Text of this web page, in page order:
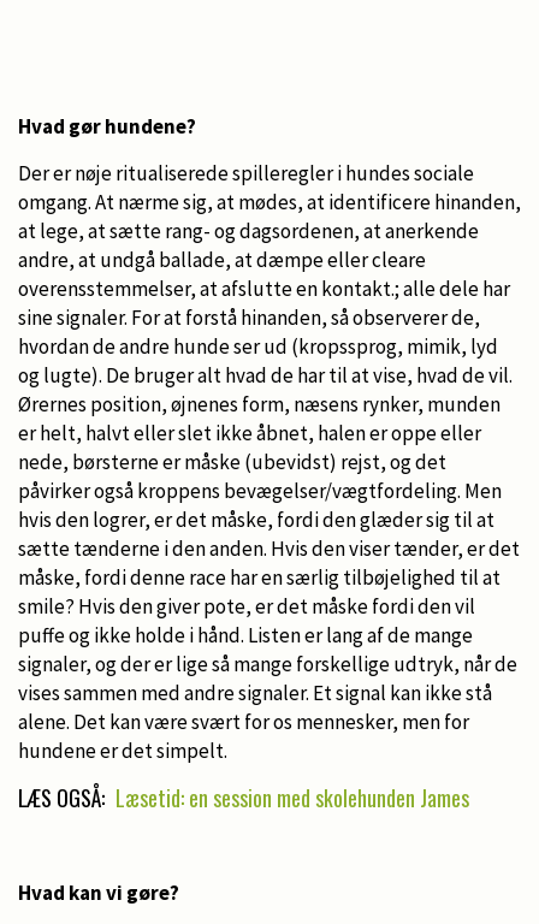
Hvad gør hundene?
Der er nøje ritualiserede spilleregler i hundes sociale
omgang. At nærme sig, at mødes, at identificere hinanden,
at lege, at sætte rang- og dagsordenen, at anerkende
andre, at undgå ballade, at dæmpe eller cleare
overensstemmelser, at afslutte en kontakt.; alle dele har
sine signaler. For at forstå hinanden, så observerer de,
hvordan de andre hunde ser ud (kropssprog, mimik, lyd
og lugte). De bruger alt hvad de har til at vise, hvad de vil.
Ørernes position, øjnenes form, næsens rynker, munden
er helt, halvt eller slet ikke åbnet, halen er oppe eller
nede, børsterne er måske (ubevidst) rejst, og det
påvirker også kroppens bevægelser/vægtfordeling. Men
hvis den logrer, er det måske, fordi den glæder sig til at
sætte tænderne i den anden. Hvis den viser tænder, er det
måske, fordi denne race har en særlig tilbøjelighed til at
smile? Hvis den giver pote, er det måske fordi den vil
puffe og ikke holde i hånd. Listen er lang af de mange
signaler, og der er lige så mange forskellige udtryk, når de
vises sammen med andre signaler. Et signal kan ikke stå
alene. Det kan være svært for os mennesker, men for
hundene er det simpelt.
LÆS OGSÅ: Læsetid: en session med skolehunden James
Hvad kan vi gøre?